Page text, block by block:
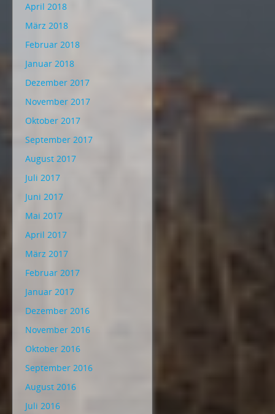
April 2018
März 2018
Februar 2018
Januar 2018
Dezember 2017
November 2017
Oktober 2017
September 2017
August 2017
Juli 2017
Juni 2017
Mai 2017
April 2017
März 2017
Februar 2017
Januar 2017
Dezember 2016
November 2016
Oktober 2016
September 2016
August 2016
Juli 2016